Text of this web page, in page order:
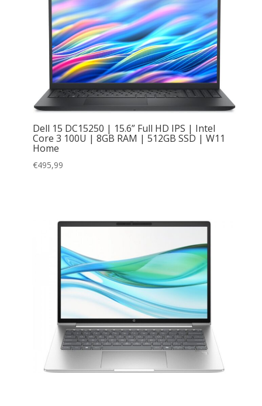
Dell 15 DC15250 | 15.6” Full HD IPS | Intel
Core 3 100U | 8GB RAM | 512GB SSD | W11
Home
€495,99